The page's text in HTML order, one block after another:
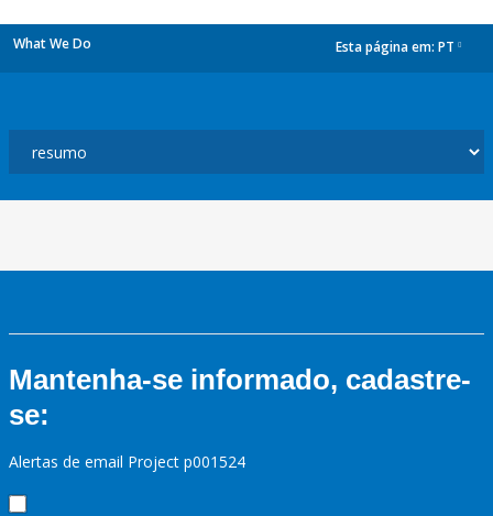
What We Do Esta página em: PT
Mantenha-se informado, cadastre-
se:
Alertas de email Project p001524